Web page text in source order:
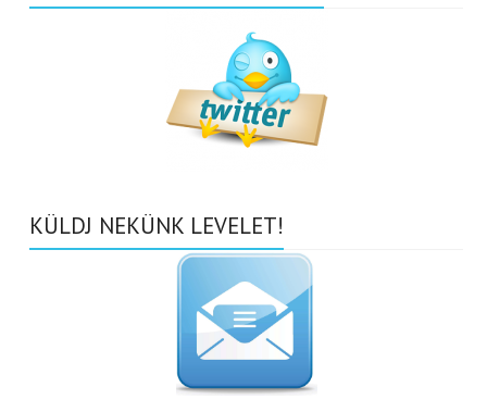
KÜLDJ NEKÜNK LEVELET!